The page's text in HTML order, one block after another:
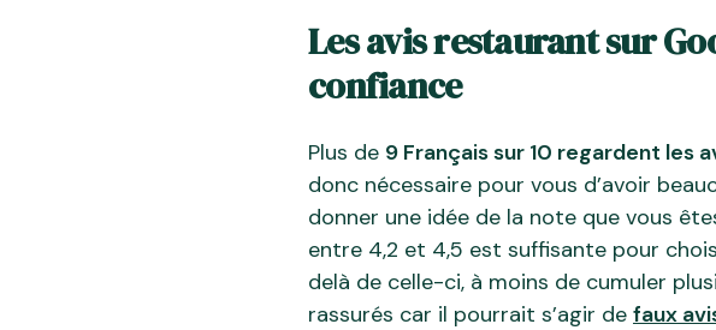
Les avis restaurant sur
confiance
Plus de 9 Français sur 10 regardent les
donc nécessaire pour vous d’avoir
donner une idée de la note que vous
entre 4,2 et 4,5 est suffisante pour
delà de celle-ci, à moins de cumuler
rassurés car il pourrait s’agir de faux